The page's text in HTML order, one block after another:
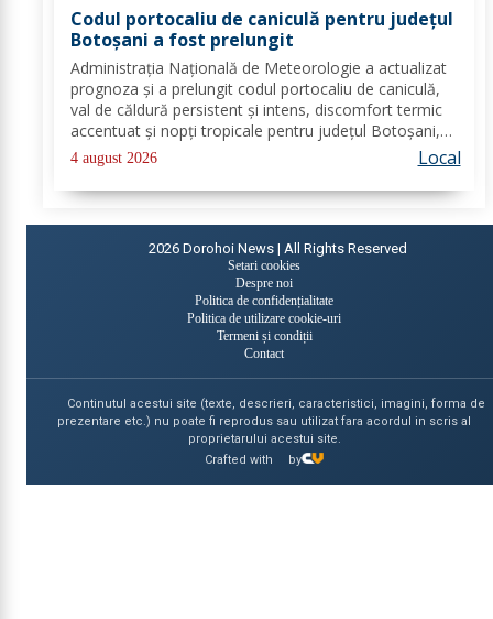
Codul portocaliu de caniculă pentru județul
Botoșani a fost prelungit
Administrația Națională de Meteorologie a actualizat
prognoza și a prelungit codul portocaliu de caniculă,
val de căldură persistent și intens, discomfort termic
accentuat și nopți tropicale pentru județul Botoșani,
până joi, la ora 10:00. Temperaturile maxime vor fi
cuprinse între 35 și 39 de...
4 august 2026 Local
2026 Dorohoi News | All Rights Reserved
Setari cookies
Despre noi
Politica de confidențialitate
Politica de utilizare cookie-uri
Termeni și condiții
Contact
Continutul acestui site (texte, descrieri, caracteristici, imagini, forma de
prezentare etc.) nu poate fi reprodus sau utilizat fara acordul in scris al
proprietarului acestui site.
Crafted with
by